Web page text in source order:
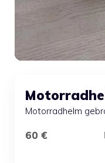
Motorradhelm
60 €